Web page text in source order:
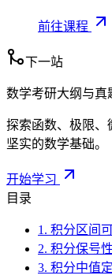
前往课程
下一站
数学考研大纲与真
探索函数、极限、
坚实的数学基础。
开始学习
目录
1. 积分区间
2. 积分保号性
3. 积分中值